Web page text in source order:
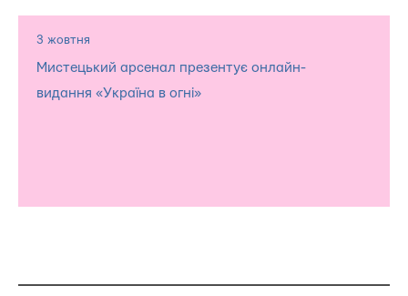
3 жовтня
Мистецький арсенал презентує онлайн-
видання «Україна в огні»